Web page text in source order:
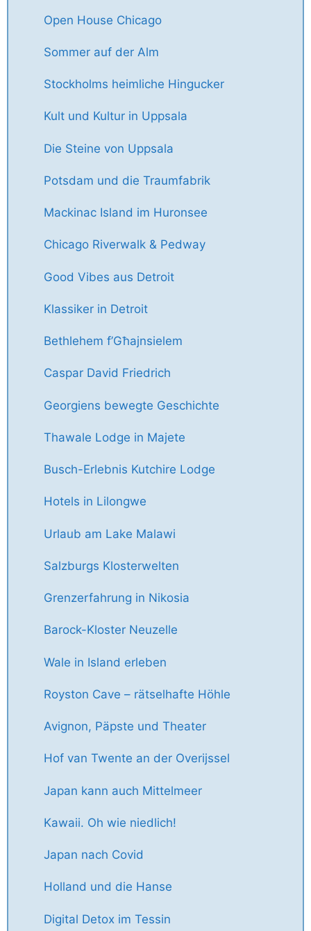
Open House Chicago
Sommer auf der Alm
Stockholms heimliche Hingucker
Kult und Kultur in Uppsala
Die Steine von Uppsala
Potsdam und die Traumfabrik
Mackinac Island im Huronsee
Chicago Riverwalk & Pedway
Good Vibes aus Detroit
Klassiker in Detroit
Bethlehem f’Għajnsielem
Caspar David Friedrich
Georgiens bewegte Geschichte
Thawale Lodge in Majete
Busch-Erlebnis Kutchire Lodge
Hotels in Lilongwe
Urlaub am Lake Malawi
Salzburgs Klosterwelten
Grenzerfahrung in Nikosia
Barock-Kloster Neuzelle
Wale in Island erleben
Royston Cave – rätselhafte Höhle
Avignon, Päpste und Theater
Hof van Twente an der Overijssel
Japan kann auch Mittelmeer
Kawaii. Oh wie niedlich!
Japan nach Covid
Holland und die Hanse
Digital Detox im Tessin